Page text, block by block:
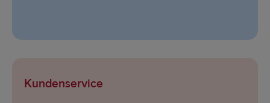
Kundenservice